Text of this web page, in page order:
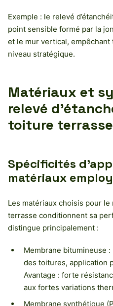
Exemple : le relevé
point sensible formé par la
et le mur vertical, empêchant
niveau stratégique.
Matériaux et
relevé
toiture terrasse
Spécificités
matériaux
Les matériaux choisis pour
terrasse conditionnent sa
distingue principalement :
Membrane bitumineuse
des toitures, application
Avantage : forte
aux fortes variations
Membrane synthétique